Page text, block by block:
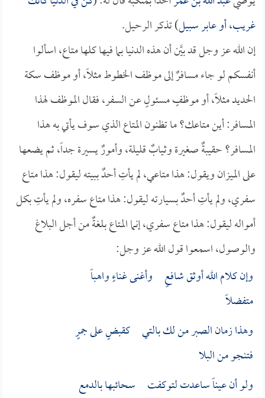
غريب، أو عابر سبيل) تذكر الرحيل.
إن الله عز وجل قد بيَّن أن هذه الدنيا بما فيها كلها متاع، اسألوا
أنفسكم لو جاء مسافرٌ إلى موظف الخطوط مثلاً، أو موظف سكة
الحديد مثلاً، أو موظفٍ مسئولٍ عن السفر، فقال الموظف لهذا
المسافر: أين متاعك؟ ما تظنون المتاع الذي سوف يأتي به هذا
المسافر؟ حقيبةٌ صغيرة وثيابٌ قليلة، وأمورٌ يسيرة جداً، ثم يضعها
على الميزان ويقول: هذا متاعي، لم يأتِ أحدٌ ببيته ليقول: هذا متاع
سفري، ولم يأتِ أحدٌ بسيارته ليقول: هذا متاع سفره، ولم يأتِ بكل
أمواله ليقول: هذا متاع سفري، إنما المتاع بلغةٌ من أجل البلاغ
والوصول، اسمعوا قول الله عز وجل:
وإن كلام الله أوثق شافعٍ وأغنى غناءٍ واهباً
متفضلاً
وهذا زمان الصبر من لك بالتي كقبضٍ على جمرٍ
فتنجو من البلا
ولو أن عيناً ساعدت لتوكفت سحائبها بالدمع